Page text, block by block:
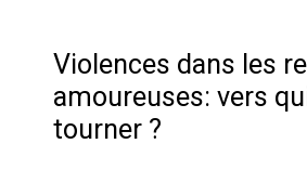
Violences dans les
amoureuses: vers
tourner ?